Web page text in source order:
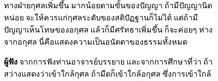
ทางฝ่ายกุศลเพิ่มขึ้น มากน้อยตามขั้นของปัญญา ถ้ามีปัญญานิด
หน่อย จะให้ควรแก่กุศลระดับของสติปัฏฐานก็ไม่ได้ แต่ถ้ามี
ปัญญาเห็นโทษของอกุศล แล้วก็มีศรัทธาเพิ่มขึ้น ก็จะค่อยๆ ห่าง
จากอกุศล นี่คือแสดงความเป็นอนัตตาของธรรมทั้งหมด
ผู้ฟัง จากการฟังท่านอาจารย์บรรยาย และจากการศึกษาที่ว่า ถ้า
สว่างแสดงว่าเข้าใกล้กุศล ถ้ามืดก็เข้าใกล้อกุศล ซึ่งการเข้าใกล้